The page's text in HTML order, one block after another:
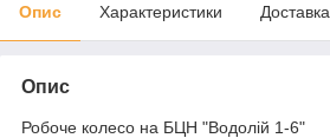
Опис Характеристики Доставка
Опис
Робоче колесо на БЦН "Водолій 1-6"